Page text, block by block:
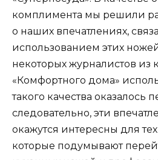
комплимента мы решили
о наших впечатлениях,
использованием этих
некоторых журналистов из
«Комфортного дома»
такого качества оказалось
следовательно, эти
окажутся интересны для
которые подумывают